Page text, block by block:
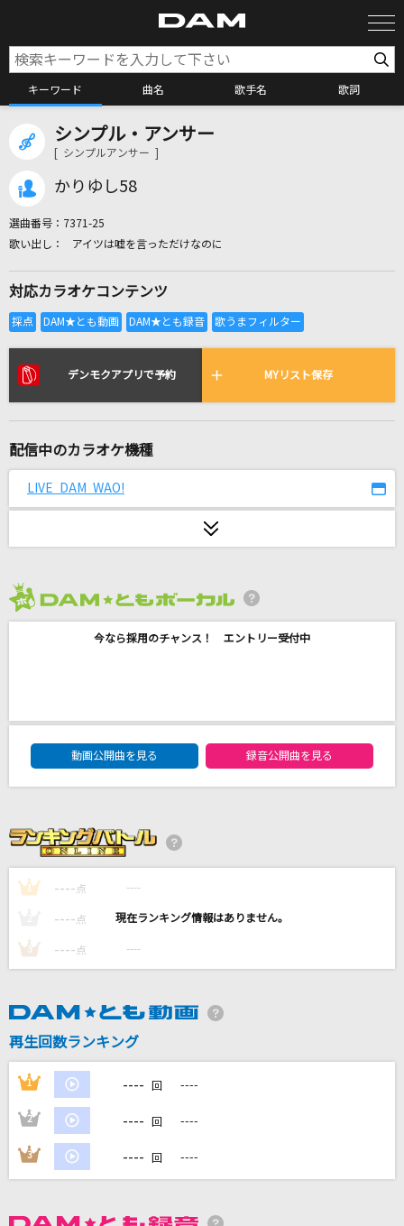
キーワード 曲名 歌手名 歌詞
カラオケ検索
全国りれき
リアルタイムで歌われている曲の一覧
[生音]あふれる涙が伝うとき
START
カクテル
GACKT(Gackt)
I Wanna Be Your Man [アイ・ウォナ・ビー・
Way of Difference
GLAY
DAMの新曲・ランキングなど
カラオケ最新情報をチェック！
シンプル・アンサー
[ シンプルアンサー ]
かりゆし58
選曲番号： 7371-25
アイツは嘘を言っただけなのに
対応カラオケコンテンツ
デンモクアプリで予約 MYリスト保存
配信中のカラオケ機種
LIVE DAM WAO!
今なら採用のチャンス！ エントリー受付中
DAM★ともボーカルエントリーランキング
動画公開曲を見る
録音公開曲を見る
1 ---- 点 ----
---- 点 ----
3 ---- 点 ----
再生回数ランキング
1 ---- 回 ----
2 ---- 回 ----
3 ---- 回 ----